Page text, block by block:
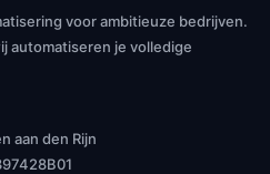
voor ambitieuze bedrijven.
automatiseren je volledige
aan den Rijn